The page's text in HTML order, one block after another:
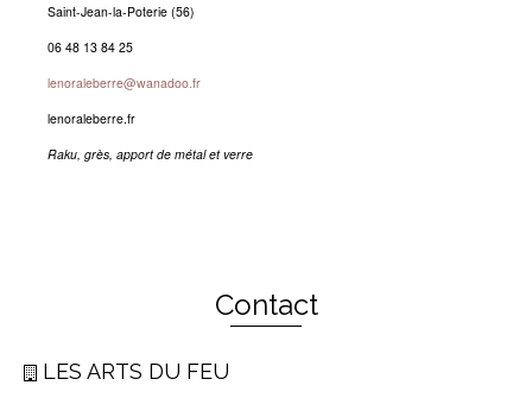
Saint-Jean-la-Poterie (56)
06 48 13 84 25
lenoraleberre@wanadoo.fr
lenoraleberre.fr
Raku, grès, apport de métal et verre
Contact
LES ARTS DU FEU